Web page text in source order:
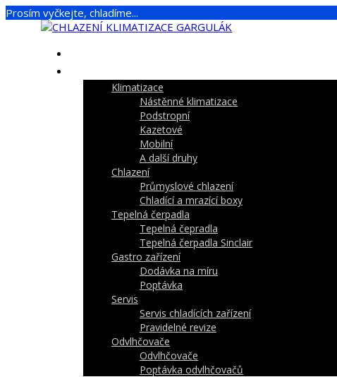
Prosím vyčkejte, chladíme...
Klimatizace
Nástěnné klimatizace
Podstropní
Kazetové
Mobilní
A další druhy
Chlazení
Průmyslové chlazení
Chladící a mrazící boxy
Tepelná čerpadla
Tepelná čepradla
Tepelná čerpadla Sinclair
Gastro zařízení
Dodávka na míru
Poptávka
Servis
Servis chladících zařízení
Pravidelné revize
Odvlhčovače
Odvlhčovače
Poptávka odvlhčovačů